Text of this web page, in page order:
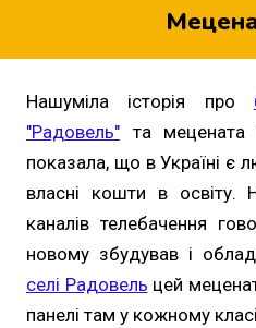
Нашуміла історія про
"Радовель" та мецената
показала, що в Україні є
власні кошти в освіту.
каналів телебачення
новому збудував і
селі Радовель цей
панелі там у кожному